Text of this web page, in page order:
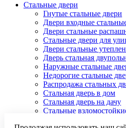
Стальные двери
Гнутые стальные двери
Двери входные
Двери стальные
Стальные двери для
Двери стальные
Дверь стальная
Наружные стальные
Недорогие стальные
Распродажа стальных
Стальная дверь в дом
Стальная дверь на дачу
Стальные